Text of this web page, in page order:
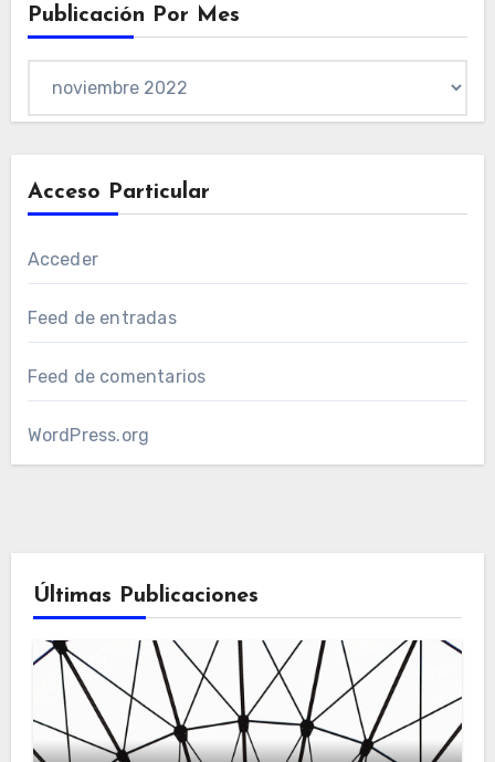
Publicación Por Mes
Acceso Particular
Acceder
Feed de entradas
Feed de comentarios
WordPress.org
Últimas Publicaciones